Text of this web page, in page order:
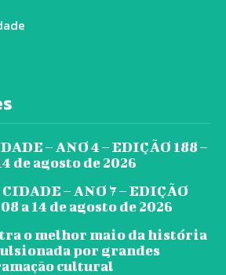
– ANO 4 – EDIÇÃO 188 –
de agosto de 2026
– ANO 7 – EDIÇÃO
a 14 de agosto de 2026
o melhor maio da história
por grandes
cultural